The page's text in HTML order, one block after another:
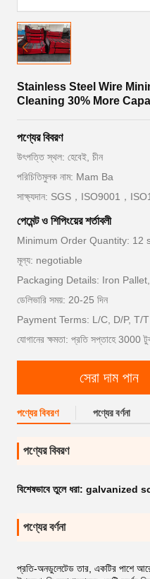
Stainless Steel Wire
Cleaning 30% More
পণ্যের বিবরণ
উৎপত্তি স্থল: হেবেই, চীন
পরিচিতিমুলক নাম: Mam Ba
সাক্ষ্যদান: SGS，ISO9001，
পেমেন্ট ও শিপিংয়ের শর্তাবলী
Minimum Order Quantity: 12
মূল্য: negotiable
Packaging Details: Iron
ডেলিভারি সময়: 20-25 দিন
Payment Terms: L/C, D/P, T/T
যোগানের ক্ষমতা: প্রতি সপ্তাহে 3000
সেরা দাম পান
পণ্যের বিবরণ পণ্যের বর্ণনা
পণ্যের বিবরণ
বিশেষভাবে তুলে ধরা: galvanized
পণ্যের বর্ণনা
প্রতি-অনডুলেটেড তার, একটির পাশে